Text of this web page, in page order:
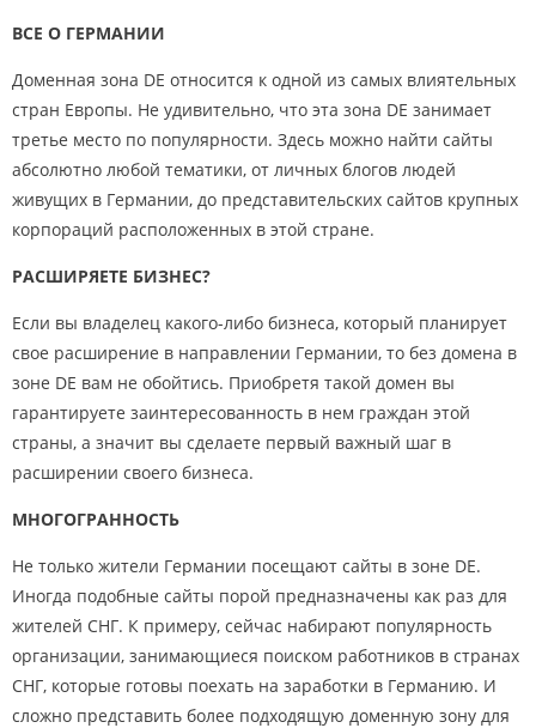
ВСЕ О ГЕРМАНИИ
Доменная зона DE относится к одной из самых влиятельных
стран Европы. Не удивительно, что эта зона DE занимает
третье место по популярности. Здесь можно найти сайты
абсолютно любой тематики, от личных блогов людей
живущих в Германии, до представительских сайтов крупных
корпораций расположенных в этой стране.
РАСШИРЯЕТЕ БИЗНЕС?
Если вы владелец какого-либо бизнеса, который планирует
свое расширение в направлении Германии, то без домена в
зоне DE вам не обойтись. Приобретя такой домен вы
гарантируете заинтересованность в нем граждан этой
страны, а значит вы сделаете первый важный шаг в
расширении своего бизнеса.
МНОГОГРАННОСТЬ
Не только жители Германии посещают сайты в зоне DE.
Иногда подобные сайты порой предназначены как раз для
жителей СНГ. К примеру, сейчас набирают популярноcть
организации, занимающиеся поиском работников в странах
СНГ, которые готовы поехать на заработки в Германию. И
сложно представить более подходящую доменную зону для